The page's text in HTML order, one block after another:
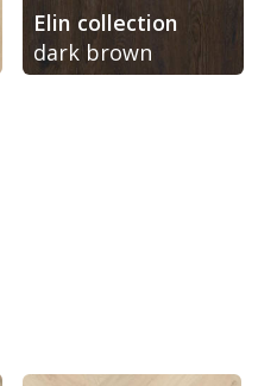
Elin collection
dark brown